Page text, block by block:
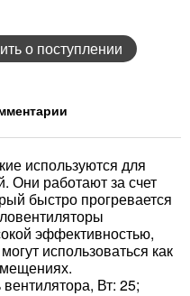
о поступлении
используются для
Они работают за счет
быстро прогревается
эффективностью,
использоваться как
Вт: 25;